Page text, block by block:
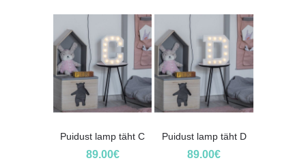
Puidust lamp täht C
89.00€
Puidust lamp täht D
89.00€